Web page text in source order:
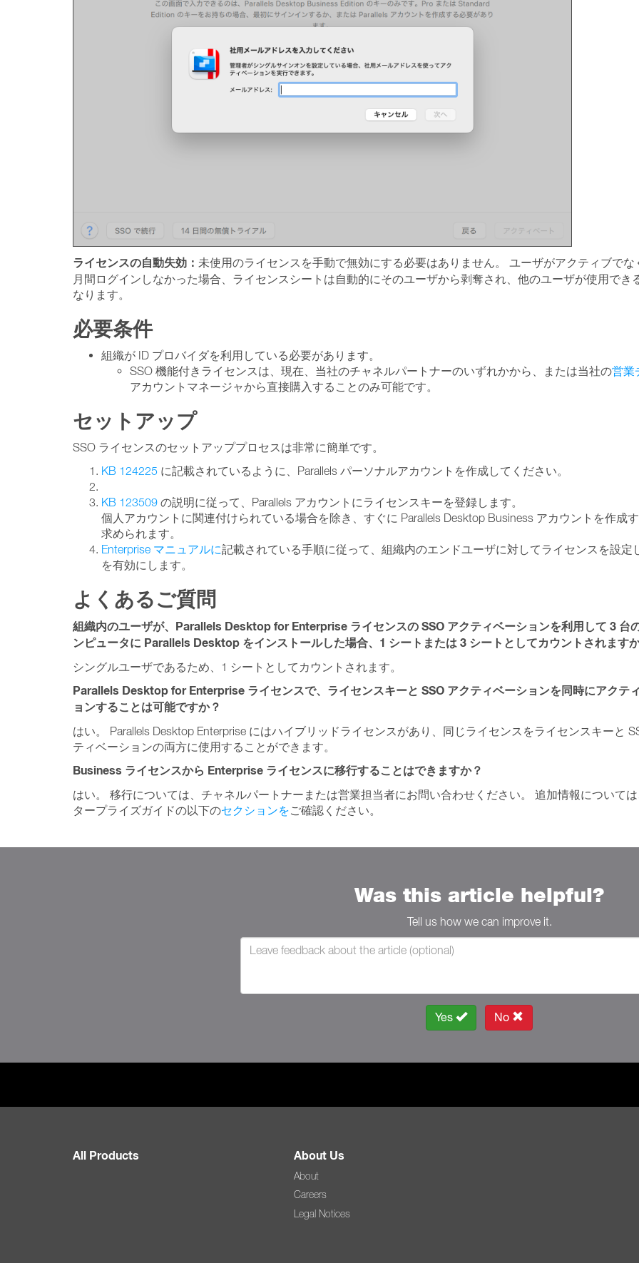
ライセンスの自動失効： 未使用のライセンスを手動で無効にする必要はありません。 ユーザがアクティブでな
月間ログインしなかった場合、ライセンスシートは自動的にそのユーザから剥奪され、他のユーザが使用でき
なります。
必要条件
組織が ID プロバイダを利用している必要があります。
SSO 機能付きライセンスは、現在、当社のチャネルパートナーのいずれかから、または当社の営業
アカウントマネージャから直接購入することのみ可能です。
セットアップ
SSO ライセンスのセットアッププロセスは非常に簡単です。
KB 124225 に記載されているように、Parallels パーソナルアカウントを作成してください。
KB 123509 の説明に従って、Parallels アカウントにライセンスキーを登録します。
個人アカウントに関連付けられている場合を除き、すぐに Parallels Desktop Business アカウントを作成
求められます。
Enterprise マニュアルに記載されている手順に従って、組織内のエンドユーザに対してライセンスを設定
を有効にします。
よくあるご質問
組織内のユーザが、Parallels Desktop for Enterprise ライセンスの SSO アクティベーションを利用して 3 台
ンピュータに Parallels Desktop をインストールした場合、1 シートまたは 3 シートとしてカウントされます
シングルユーザであるため、1 シートとしてカウントされます。
Parallels Desktop for Enterprise ライセンスで、ライセンスキーと SSO アクティベーションを同時にアクテ
ョンすることは可能ですか？
はい。 Parallels Desktop Enterprise にはハイブリッドライセンスがあり、同じライセンスをライセンスキーと
ティベーションの両方に使用することができます。
Business ライセンスから Enterprise ライセンスに移行することはできますか？
はい。 移行については、チャネルパートナーまたは営業担当者にお問い合わせください。 追加情報について
タープライズガイドの以下のセクションをご確認ください。
Was this article helpful?
Tell us how we can improve it.
Yes No
All Products About Us
About
Careers
Legal Notices